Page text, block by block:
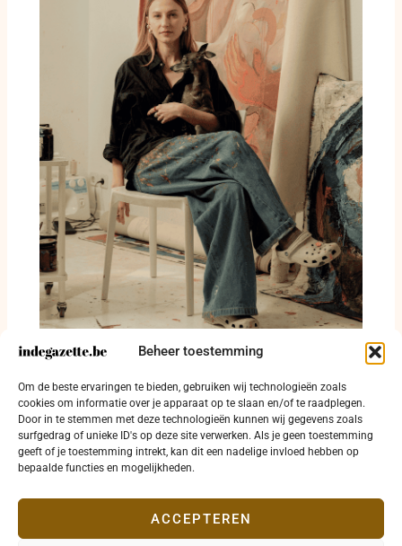
Beheer toestemming
Om de beste ervaringen te bieden, gebruiken wij technologieën zoals
cookies om informatie over je apparaat op te slaan en/of te raadplegen.
Door in te stemmen met deze technologieën kunnen wij gegevens zoals
surfgedrag of unieke ID's op deze site verwerken. Als je geen toestemming
geeft of je toestemming intrekt, kan dit een nadelige invloed hebben op
bepaalde functies en mogelijkheden.
ACCEPTEREN
Tentoonstelling over lichaam en blik opent in
Verduyn Gallery
15 februari 2026